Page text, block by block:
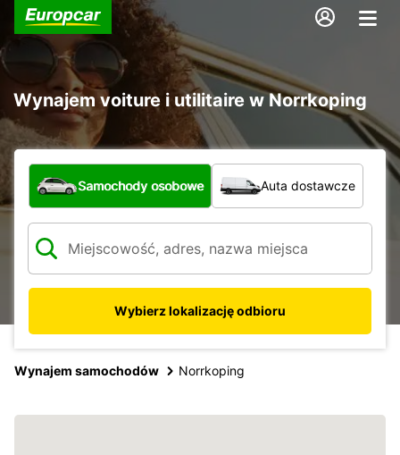
Wynajem voiture i utilitaire w Norrkoping
Jaki typ pojazdu?
Samochody osobowe Auta dostawcze
Wybierz lokalizację odbioru
Wynajem samochodów Norrkoping